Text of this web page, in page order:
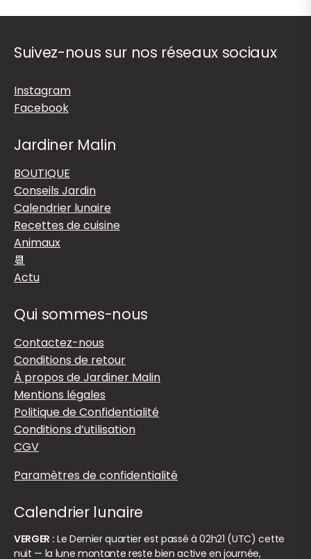
Suivez-nous sur nos réseaux sociaux
Instagram
Facebook
Jardiner Malin
BOUTIQUE
Conseils Jardin
Calendrier lunaire
Recettes de cuisine
Animaux
📆
Actu
Qui sommes-nous
Contactez-nous
Conditions de retour
À propos de Jardiner Malin
Mentions légales
Politique de Confidentialité
Conditions d’utilisation
CGV
Paramètres de confidentialité
Calendrier lunaire
VERGER : Le Dernier quartier est passé à 02h21 (UTC) cette
nuit — la lune montante reste bien active en journée,